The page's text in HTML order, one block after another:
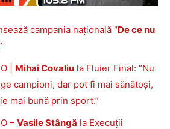
campania națională “De ce nu
| Mihai Covaliu la Fluier Final: “Nu
campioni, dar pot fi mai sănătoși,
mai bună prin sport.”
– Vasile Stângă la Execuții